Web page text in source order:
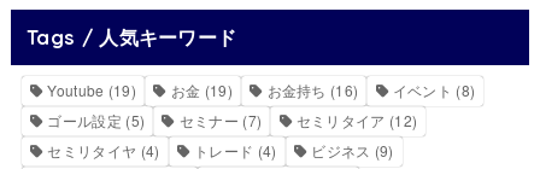
Tags / 人気キーワード
Youtube (19) お金 (19) お金持ち (16) イベント (8)
ゴール設定 (5) セミナー (7) セミリタイア (12)
セミリタイヤ (4) トレード (4) ビジネス (9)